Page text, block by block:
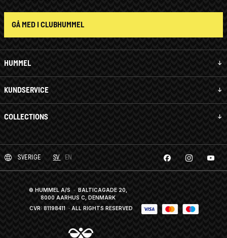
HUMMEL
KUNDSERVICE
COLLECTIONS
GÅ MED I CLUBHUMMEL
SVERIGE SV EN
© HUMMEL A/S · BALTICAGADE 20,
8000 AARHUS C, DENMARK
CVR: 81198411 · ALL RIGHTS RESERVED